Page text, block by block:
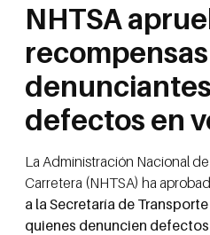
NHTSA
defectos en
La Administración Nacional
Carretera (NHTSA) ha
a la Secretaría de
quienes denuncien